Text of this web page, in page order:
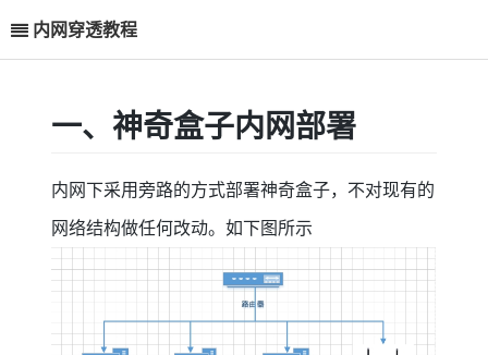
内网穿透教程
一、神奇盒子内网部署
内网下采用旁路的方式部署神奇盒子，不对现有的
网络结构做任何改动。如下图所示